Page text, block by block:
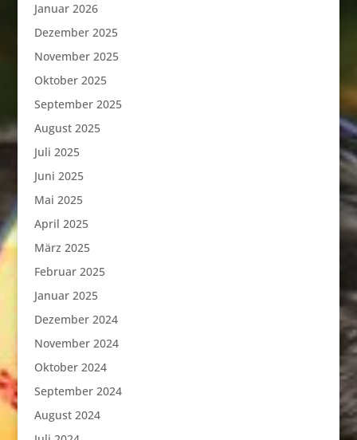
Januar 2026
Dezember 2025
November 2025
Oktober 2025
September 2025
August 2025
Juli 2025
Juni 2025
Mai 2025
April 2025
März 2025
Februar 2025
Januar 2025
Dezember 2024
November 2024
Oktober 2024
September 2024
August 2024